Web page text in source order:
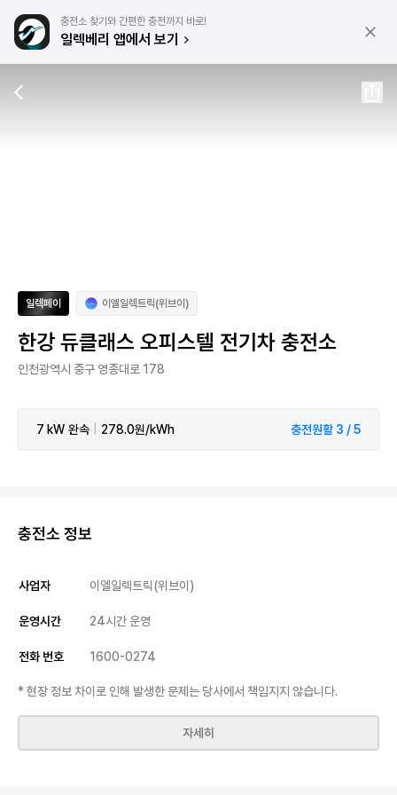
충전소 찾기와 간편한 충전까지 바로!
일렉베리 앱에서 보기
일렉페이 이엘일렉트릭(위브이)
한강 듀클래스 오피스텔 전기차 충전소
인천광역시 중구 영종대로 178
7 kW 완속 278.0원/kWh 충전원활 3 / 5
충전소 정보
사업자 이엘일렉트릭(위브이)
운영시간 24시간 운영
전화 번호 1600-0274
* 현장 정보 차이로 인해 발생한 문제는 당사에서 책임지지 않습니다.
자세히